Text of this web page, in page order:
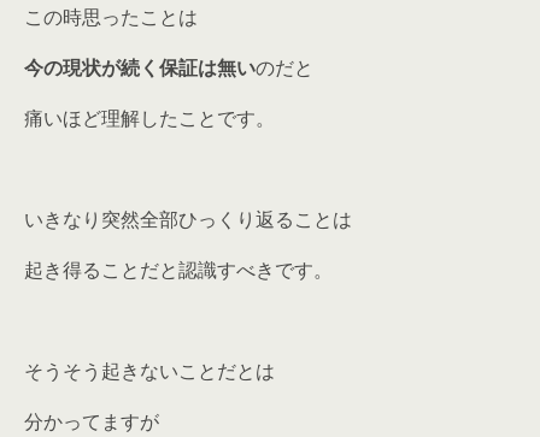
この時思ったことは
今の現状が続く保証は無いのだと
痛いほど理解したことです。
いきなり突然全部ひっくり返ることは
起き得ることだと認識すべきです。
そうそう起きないことだとは
分かってますが